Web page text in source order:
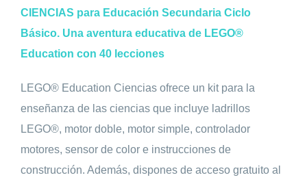
CIENCIAS para Educación Secundaria Ciclo
Básico. Una aventura educativa de LEGO®
Education con 40 lecciones
LEGO® Education Ciencias ofrece un kit para la
enseñanza de las ciencias que incluye ladrillos
LEGO®, motor doble, motor simple, controlador
motores, sensor de color e instrucciones de
construcción. Además, dispones de acceso gratuito al